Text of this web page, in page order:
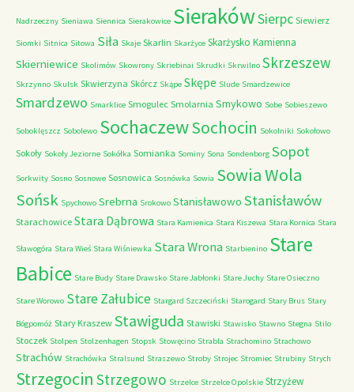
Nadrzeczny Sieniawa Siennica Sierakowice SierakówSierpc Siewierz
Siomki Sitnica Sitowa Siła Skaje Skarlin Skarżyce Skarżysko Kamienna
Skierniewice Skolimów Skowrony Skriebinai Skrudki Skrwilno Skrzeszew
Skrzynno Skulsk Skwierzyna Skórcz Skąpe Skępe Slude Smardzewice
Smardzewo Smarklice Smogulec Smolarnia Smykowo Sobe Sobieszewo
Soboklęszcz Sobolewo SochaczewSochocin Sokolniki Sokołowo
Sokoły Sokoły Jeziorne Sokółka Somianka Sominy Sona Sondenborg Sopot
Sorkwity Sosno Sosnowe Sosnowica Sosnówka Sowia Sowia Wola
Sońsk Spychowo Srebrna Srokowo Stanisławowo Stanisławów
Starachowice Stara Dąbrowa Stara Kamienica Stara Kiszewa Stara Kornica Stara
Sławogóra Stara Wieś Stara Wiśniewka Stara Wrona Starbienino Stare
Babice Stare Budy Stare Drawsko Stare Jabłonki Stare Juchy Stare Osieczno
Stare Worowo Stare Załubice Stargard Szczeciński Starogard Stary Brus Stary
Bógpomóż Stary Kraszew Stawiguda Stawiski Stawisko Stawno Stegna Stilo
Stoczek Stolpen Stolzenhagen Stopsk Stowęcino Strabla Strachomino Strachowo
Strachów Strachówka Stralsund Straszewo Stroby Strojec Stromiec Strubiny Strych
Strzegocin Strzegowo Strzelce Strzelce Opolskie Strzyżew